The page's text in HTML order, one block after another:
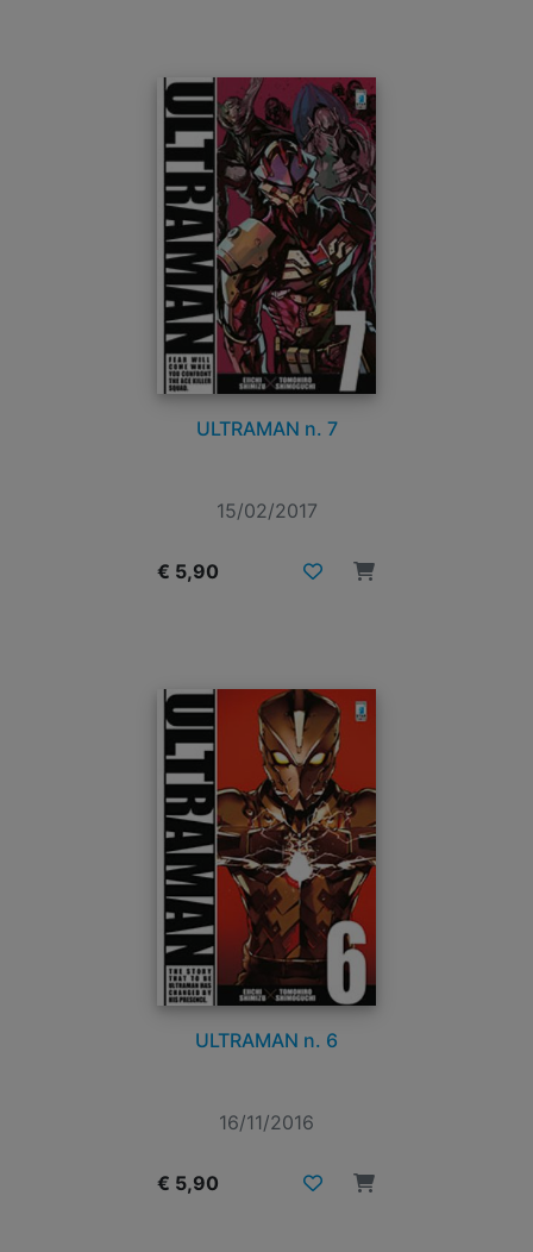
ULTRAMAN n. 7
15/02/2017
€ 5,90
ULTRAMAN n. 6
16/11/2016
€ 5,90